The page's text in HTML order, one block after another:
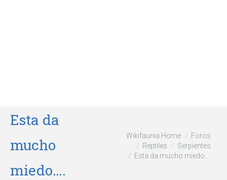
Esta da
mucho
miedo….
Wikifaunia Home
Foros
Reptiles
Serpientes
Esta da mucho miedo….